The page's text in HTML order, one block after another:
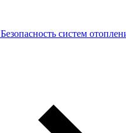
Безопасность систем